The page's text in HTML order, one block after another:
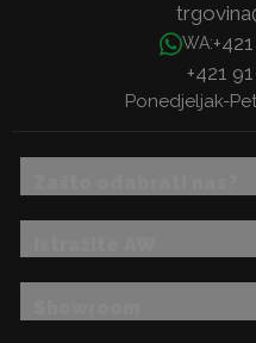
WA:
+421
Ponedjeljak-